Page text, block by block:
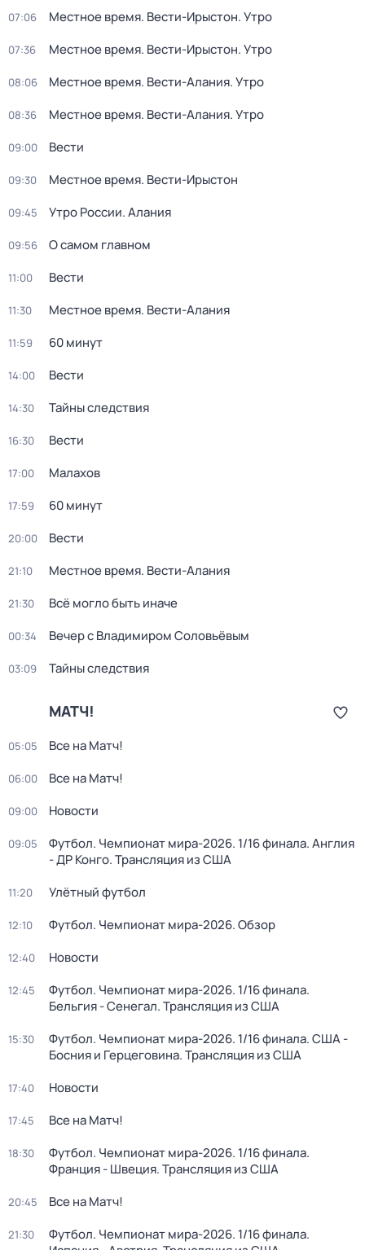
07:06 Местное время. Вести-Ирыстон. Утро
07:36 Местное время. Вести-Ирыстон. Утро
08:06 Местное время. Вести-Алания. Утро
08:36 Местное время. Вести-Алания. Утро
09:00 Вести
09:30 Местное время. Вести-Ирыстон
09:45 Утро России. Алания
09:56 О самом главном
11:00 Вести
11:30 Местное время. Вести-Алания
11:59 60 минут
14:00 Вести
14:30 Тайны следствия
16:30 Вести
17:00 Малахов
17:59 60 минут
20:00 Вести
21:10 Местное время. Вести-Алания
21:30 Всё могло быть иначе
00:34 Вечер с Владимиром Соловьёвым
03:09 Тайны следствия
МАТЧ!
05:05 Все на Матч!
06:00 Все на Матч!
09:00 Новости
09:05
Футбол. Чемпионат мира-2026. 1/16 финала. Англия
- ДР Конго. Трансляция из США
11:20 Улётный футбол
12:10 Футбол. Чемпионат мира-2026. Обзор
12:40 Новости
12:45
Футбол. Чемпионат мира-2026. 1/16 финала.
Бельгия - Сенегал. Трансляция из США
15:30
Футбол. Чемпионат мира-2026. 1/16 финала. США -
Босния и Герцеговина. Трансляция из США
17:40 Новости
17:45 Все на Матч!
18:30
Футбол. Чемпионат мира-2026. 1/16 финала.
Франция - Швеция. Трансляция из США
20:45 Все на Матч!
21:30
Футбол. Чемпионат мира-2026. 1/16 финала.